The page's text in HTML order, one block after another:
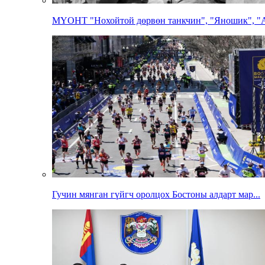
МҮОНТ "Нохойтой дөрвөн танкчин", "Яношик",
Гучин мянган гүйгч оролцох Бостоны алдарт мар...